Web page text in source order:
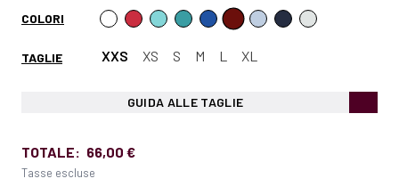
COLORI
TAGLIE XXS XS S M L XL
GUIDA ALLE TAGLIE
TOTALE: 66,00 €
Tasse escluse